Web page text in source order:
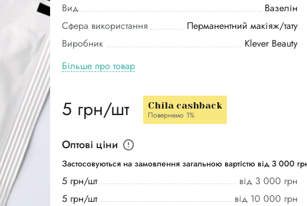
Вид
Вазелін
Сфера використання
Перманентний макіяж/тату
Виробник
Klever Beauty
Більше про товар
5 грн/шт Chila cashback
Повернемо 1%
Оптові ціни
Застосовуються на замовлення загальною вартістю від 3 000
5 грн/шт
від 3 000 грн
5 грн/шт
від 10 000 грн